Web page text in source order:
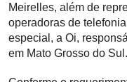
Meirelles, além de
operadoras de
especial, a Oi,
em Mato Grosso do Sul.